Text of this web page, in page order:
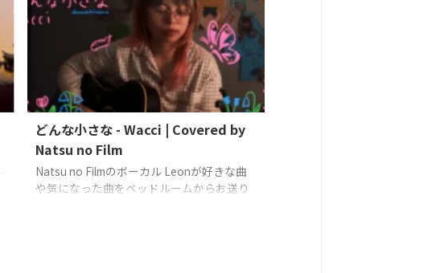
どんな小さな - Wacci | Covered by
Natsu no Film
Natsu no Filmのボーカル Leonが好きな曲
や気になった曲をベッドルームからお送り